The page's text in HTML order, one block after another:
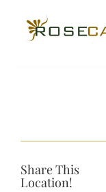
GALLERY
Share This
Location!